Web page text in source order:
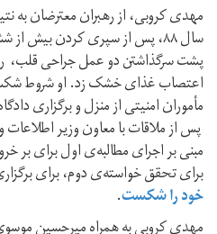
مهدی کروبی، از رهبران معترضان به
سال ۸۸، پس از سپری کردن بیش
اعتصاب غذای خشک زد. او شروط
مأموران امنیتی از منزل و برگزاری
پس از ملاقات با معاون وزیر
مبنی بر اجرای مطالبه‌ی اول برای بر
برای تحقق خواسته‌ی دوم، برای
خود را شکست.